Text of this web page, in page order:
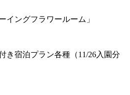
イングフラワールーム」
き宿泊プラン各種（11/26入園分